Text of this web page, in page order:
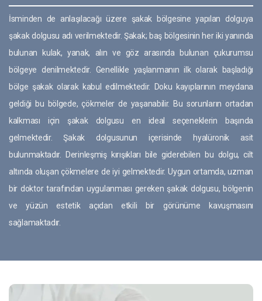
İsminden de anlaşılacağı üzere şakak bölgesine yapılan dolguya
şakak dolgusu adı verilmektedir. Şakak; baş bölgesinin her iki yanında
bulunan kulak, yanak, alın ve göz arasında bulunan çukurumsu
bölgeye denilmektedir. Genellikle yaşlanmanın ilk olarak başladığı
bölge şakak olarak kabul edilmektedir. Doku kayıplarının meydana
geldiği bu bölgede, çökmeler de yaşanabilir. Bu sorunların ortadan
kalkması için şakak dolgusu en ideal seçeneklerin başında
gelmektedir. Şakak dolgusunun içerisinde hyalüronik asit
bulunmaktadır. Derinleşmiş kırışıkları bile giderebilen bu dolgu, cilt
altında oluşan çökmelere de iyi gelmektedir. Uygun ortamda, uzman
bir doktor tarafından uygulanması gereken şakak dolgusu, bölgenin
ve yüzün estetik açıdan etkili bir görünüme kavuşmasını
sağlamaktadır.